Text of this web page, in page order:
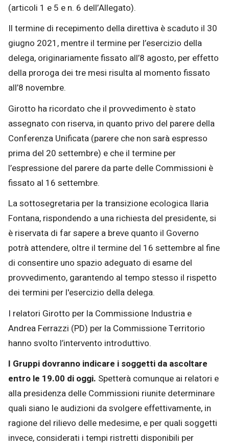
(articoli 1 e 5 e n. 6 dell’Allegato).
Il termine di recepimento della direttiva è scaduto il 30
giugno 2021, mentre il termine per l’esercizio della
delega, originariamente fissato all’8 agosto, per effetto
della proroga dei tre mesi risulta al momento fissato
all’8 novembre.
Girotto ha ricordato che il provvedimento è stato
assegnato con riserva, in quanto privo del parere della
Conferenza Unificata (parere che non sarà espresso
prima del 20 settembre) e che il termine per
l’espressione del parere da parte delle Commissioni è
fissato al 16 settembre.
La sottosegretaria per la transizione ecologica Ilaria
Fontana, rispondendo a una richiesta del presidente, si
è riservata di far sapere a breve quanto il Governo
potrà attendere, oltre il termine del 16 settembre al fine
di consentire uno spazio adeguato di esame del
provvedimento, garantendo al tempo stesso il rispetto
dei termini per l'esercizio della delega.
I relatori Girotto per la Commissione Industria e
Andrea Ferrazzi (PD) per la Commissione Territorio
hanno svolto l’intervento introduttivo.
I Gruppi dovranno indicare i soggetti da ascoltare
entro le 19.00 di oggi. Spetterà comunque ai relatori e
alla presidenza delle Commissioni riunite determinare
quali siano le audizioni da svolgere effettivamente, in
ragione del rilievo delle medesime, e per quali soggetti
invece, considerati i tempi ristretti disponibili per